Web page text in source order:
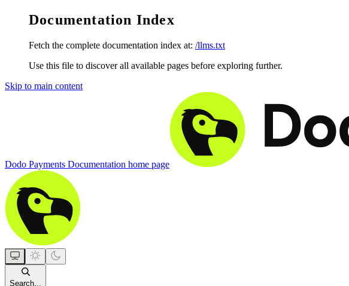
Documentation Index
Fetch the complete documentation index at: /llms.txt
Use this file to discover all available pages before exploring further.
Skip to main content
Dodo Payments Documentation home page
Search...